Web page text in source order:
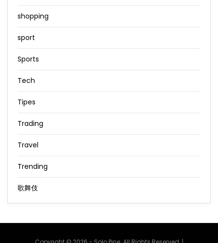
shopping
sport
Sports
Tech
Tipes
Trading
Travel
Trending
歌舞伎